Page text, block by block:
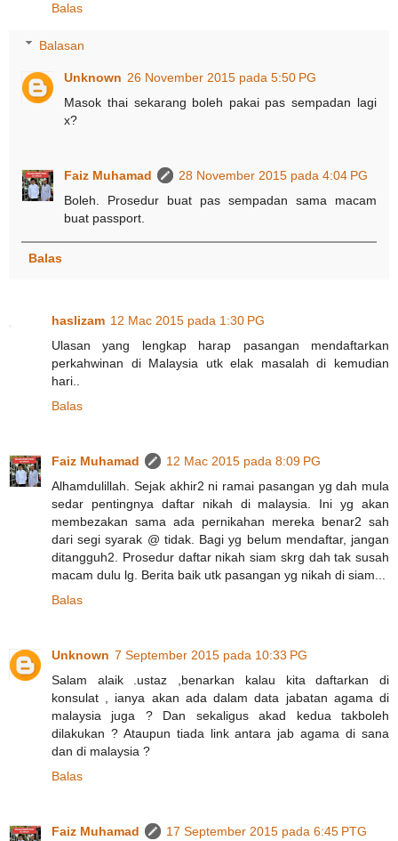
Balas
Balasan
Unknown 26 November 2015 pada 5:50 PG
Masok thai sekarang boleh pakai pas sempadan lagi
x?
Faiz Muhamad
28 November 2015 pada 4:04 PG
Boleh. Prosedur buat pas sempadan sama macam
buat passport.
Balas
haslizam 12 Mac 2015 pada 1:30 PG
Ulasan yang lengkap harap pasangan mendaftarkan
perkahwinan di Malaysia utk elak masalah di kemudian
hari..
Balas
Faiz Muhamad
12 Mac 2015 pada 8:09 PG
Alhamdulillah. Sejak akhir2 ni ramai pasangan yg dah mula
sedar pentingnya daftar nikah di malaysia. Ini yg akan
membezakan sama ada pernikahan mereka benar2 sah
dari segi syarak @ tidak. Bagi yg belum mendaftar, jangan
ditangguh2. Prosedur daftar nikah siam skrg dah tak susah
macam dulu lg. Berita baik utk pasangan yg nikah di siam...
Balas
Unknown 7 September 2015 pada 10:33 PG
Salam alaik .ustaz ,benarkan kalau kita daftarkan di
konsulat , ianya akan ada dalam data jabatan agama di
malaysia juga ? Dan sekaligus akad kedua takboleh
dilakukan ? Ataupun tiada link antara jab agama di sana
dan di malaysia ?
Balas
Faiz Muhamad
17 September 2015 pada 6:45 PTG